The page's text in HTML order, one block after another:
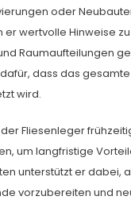
oder
er wertvolle Hinweise
Raumaufteilungen
dass das
wird.
Fliesenleger
um langfristige
unterstützt er dabei,
vorzubereiten und